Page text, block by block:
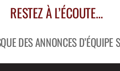
RESTEZ À L’ÉCOUTE…
DES ANNONCES D’ÉQUIPE